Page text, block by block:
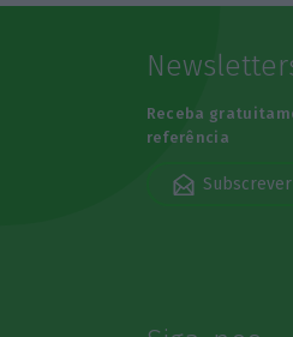
Receba
referência
Subscrever